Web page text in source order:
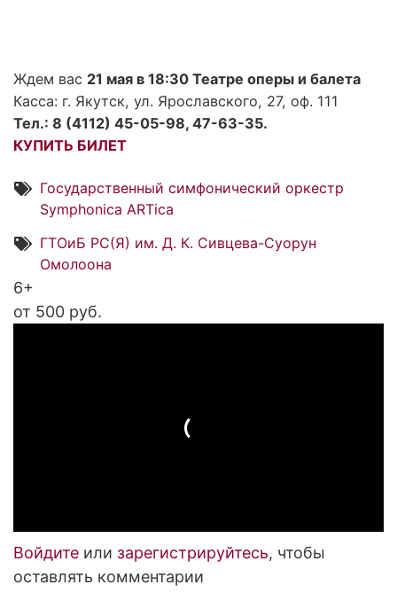
Ждем вас 21 мая в 18:30 Театре оперы и балета
Касса: г. Якутск, ул. Ярославского, 27, оф. 111
Тел.: 8 (4112) 45-05-98, 47-63-35.
КУПИТЬ БИЛЕТ
Государственный симфонический оркестр
Symphonica ARTica
ГТОиБ РС(Я) им. Д. К. Сивцева-Суорун
Омолоона
6+
от 500 руб.
Войдите или зарегистрируйтесь, чтобы
оставлять комментарии